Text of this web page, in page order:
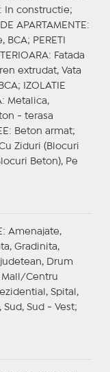
: In constructie;
DE APARTAMENTE :
BCA; PERETI
: Fatada
extrudat, Vata
IZOLATIE
: Metalica,
- terasa
: Beton armat;
Ziduri (Blocuri
Beton), Pe
: Amenajate,
Gradinita,
Drum
Mall/Centru
Spital,
Sud, Sud - Vest;